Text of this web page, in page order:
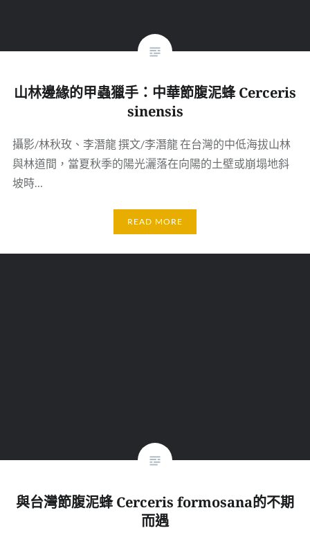
山林邊緣的甲蟲獵手：中華節腹泥蜂 Cerceris
sinensis
攝影/林秋玫、李潛龍 撰文/李潛龍 在台灣的中低海拔山林
與林道間，當夏秋季的陽光灑落在向陽的土壁或崩塌地斜
坡時…
READ MORE
與台灣節腹泥蜂 Cerceris formosana的不期
而遇